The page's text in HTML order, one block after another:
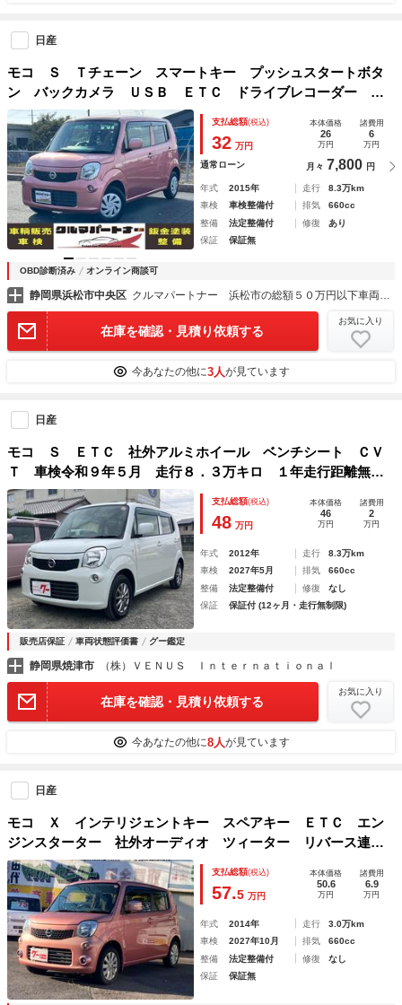
日産
モコ Ｓ Ｔチェーン スマートキー プッシュスタートボタ
ン バックカメラ ＵＳＢ ＥＴＣ ドライブレコーダー ア
イドリングストップ エアコン
支払総額(税込)
32 万円
本体価格
26
万円
諸費用
6
万円
通常ローン 月々 7,800 円
年式 2015年 走行
8.3万km
車検
車検整備付 排気
660cc
整備
法定整備付 修復
あり
保証
保証無
OBD診断済み オンライン商談可
静岡県浜松市中央区 クルマパートナー 浜松市の総額５０万円以下車両専門店
在庫を確認・見積り依頼する
お気に入り
今あなたの他に3人が見ています
日産
モコ Ｓ ＥＴＣ 社外アルミホイール ベンチシート ＣＶ
Ｔ 車検令和９年５月 走行８．３万キロ １年走行距離無制
限保証付・ロ－ドサ－ビス付
支払総額(税込)
48 万円
本体価格
46
万円
諸費用
2
万円
年式 2012年 走行
8.3万km
車検
2027年5月 排気
660cc
整備
法定整備付 修復
なし
保証
保証付 (12ヶ月・走行無制限)
販売店保証 車両状態評価書 グー鑑定
静岡県焼津市 （株）ＶＥＮＵＳ Ｉｎｔｅｒｎａｔｉｏｎａｌ
在庫を確認・見積り依頼する
お気に入り
今あなたの他に8人が見ています
日産
モコ Ｘ インテリジェントキー スペアキー ＥＴＣ エン
ジンスターター 社外オーディオ ツィーター リバース連動
下向きミラー
支払総額(税込)
57.5 万円
本体価格
50.6
万円
諸費用
6.9
万円
年式 2014年 走行
3.0万km
車検
2027年10月 排気
660cc
整備
法定整備付 修復
なし
保証
保証無